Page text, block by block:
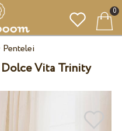
0
Pentelei
Vita Trinity